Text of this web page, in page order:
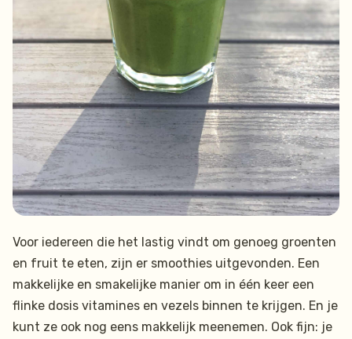
Voor iedereen die het lastig vindt om genoeg groenten
en fruit te eten, zijn er smoothies uitgevonden. Een
makkelijke en smakelijke manier om in één keer een
flinke dosis vitamines en vezels binnen te krijgen. En je
kunt ze ook nog eens makkelijk meenemen. Ook fijn: je